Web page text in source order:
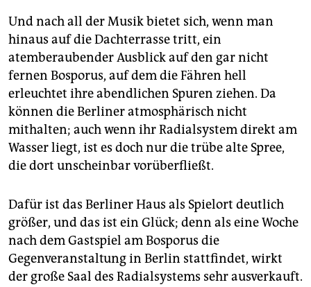
Und nach all der Musik bietet sich, wenn man
hinaus auf die Dachterrasse tritt, ein
atemberaubender Ausblick auf den gar nicht
fernen Bosporus, auf dem die Fähren hell
erleuchtet ihre abendlichen Spuren ziehen. Da
können die Berliner atmosphärisch nicht
mithalten; auch wenn ihr Radialsystem direkt am
Wasser liegt, ist es doch nur die trübe alte Spree,
die dort unscheinbar vorüberfließt.
Dafür ist das Berliner Haus als Spielort deutlich
größer, und das ist ein Glück; denn als eine Woche
nach dem Gastspiel am Bosporus die
Gegenveranstaltung in Berlin stattfindet, wirkt
der große Saal des Radialsystems sehr ausverkauft.